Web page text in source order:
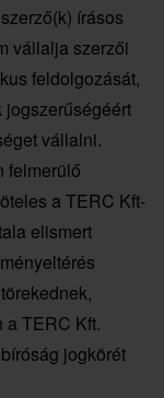
írásos
vállalja szerzői
feldolgozását,
jogszerűségéért
vállalni.
felmerülő
a TERC Kft-
elismert
a TERC Kft.
jogkörét